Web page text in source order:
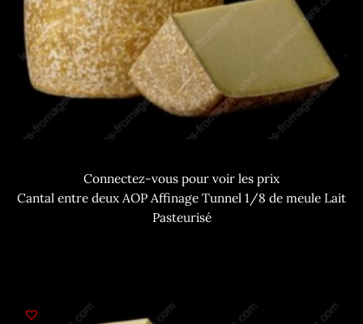
Connectez-vous pour voir les prix
Cantal entre deux AOP Affinage Tunnel 1/8 de meule Lait
Pasteurisé